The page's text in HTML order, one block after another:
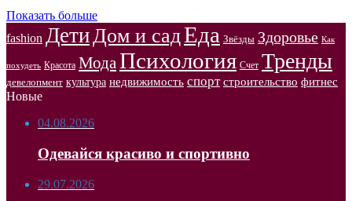
Показать больше
fashion ДетиДом и садЕда Звёзды Здоровье Как
похудеть Красота Мода Психология Счет Тренды
девелопмент культура недвижимость спорт строительство фитнес
Новые
04.08.2026
Одевайся красиво и спортивно
29.07.2026